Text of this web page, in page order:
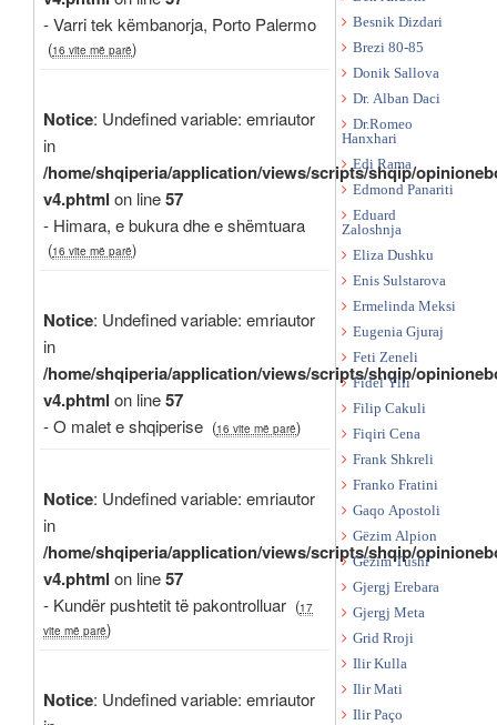
- Varri tek këmbanorja, Porto Palermo
(16 vite më parë)
Notice: Undefined variable: emriautor
in
/home/shqiperia/application/views/scripts/shqip/
v4.phtml on line57
- Himara, e bukura dhe e shëmtuara
(16 vite më parë)
Notice: Undefined variable: emriautor
in
/home/shqiperia/application/views/scripts/shqip/
v4.phtml on line57
- O malet e shqiperise (16 vite më parë)
Notice: Undefined variable: emriautor
in
/home/shqiperia/application/views/scripts/shqip/
v4.phtml on line57
- Kundër pushtetit të pakontrolluar (17
vite më parë)
Notice: Undefined variable: emriautor
Besnik Dizdari
Brezi 80-85
Donik Sallova
Dr. Alban Daci
Dr.Romeo
Hanxhari
Edi Rama
Edmond Panariti
Eduard
Zaloshnja
Eliza Dushku
Enis Sulstarova
Ermelinda Meksi
Eugenia Gjuraj
Feti Zeneli
Fidel Ylli
Filip Cakuli
Fiqiri Cena
Frank Shkreli
Franko Fratini
Gaqo Apostoli
Gëzim Alpion
Gëzim Tushi
Gjergj Erebara
Gjergj Meta
Grid Rroji
Ilir Kulla
Ilir Mati
Ilir Paço